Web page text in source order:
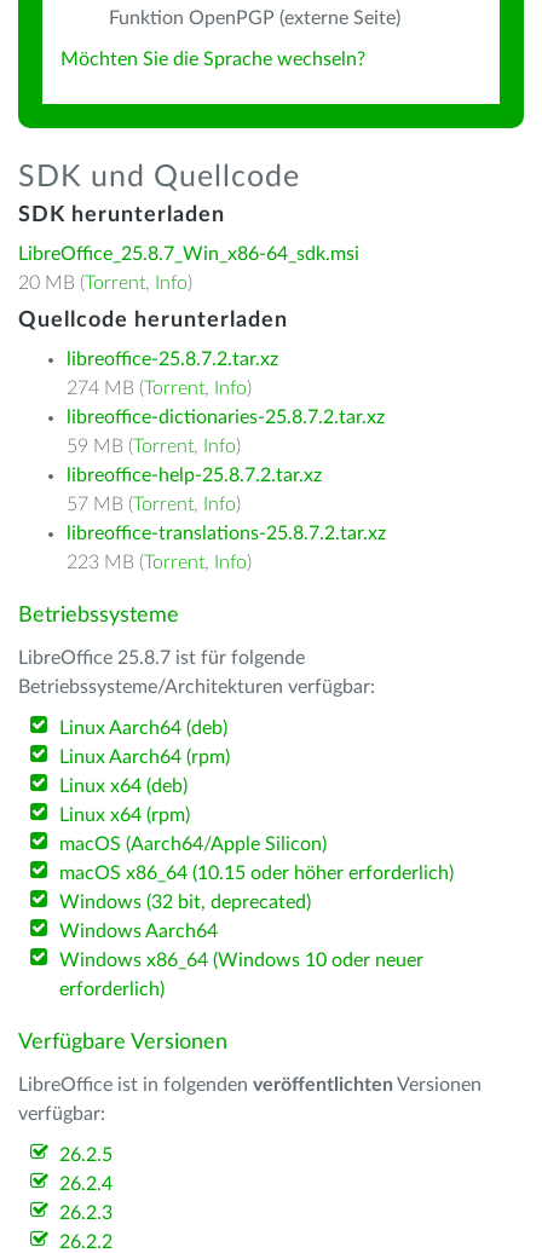
Funktion OpenPGP (externe Seite)
Möchten Sie die Sprache wechseln?
SDK und Quellcode
SDK herunterladen
LibreOffice_25.8.7_Win_x86-64_sdk.msi
20 MB (Torrent, Info)
Quellcode herunterladen
libreoffice-25.8.7.2.tar.xz
274 MB (Torrent, Info)
libreoffice-dictionaries-25.8.7.2.tar.xz
59 MB (Torrent, Info)
libreoffice-help-25.8.7.2.tar.xz
57 MB (Torrent, Info)
libreoffice-translations-25.8.7.2.tar.xz
223 MB (Torrent, Info)
Betriebssysteme
LibreOffice 25.8.7 ist für folgende
Betriebssysteme/Architekturen verfügbar:
Linux Aarch64 (deb)
Linux Aarch64 (rpm)
Linux x64 (deb)
Linux x64 (rpm)
macOS (Aarch64/Apple Silicon)
macOS x86_64 (10.15 oder höher erforderlich)
Windows (32 bit, deprecated)
Windows Aarch64
Windows x86_64 (Windows 10 oder neuer
erforderlich)
Verfügbare Versionen
LibreOffice ist in folgenden veröffentlichten Versionen
verfügbar:
26.2.5
26.2.4
26.2.3
26.2.2